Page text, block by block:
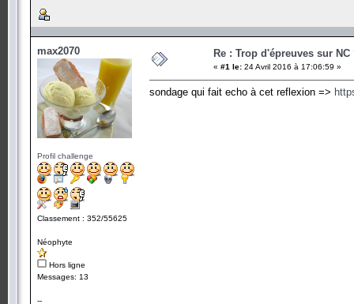
max2070
Profil challenge
Classement : 352/55625
Néophyte
Hors ligne
Messages: 13
--
Re : Trop d'épreuves sur NC
« #1 le: 24 Avril 2016 à 17:06:59 »
sondage qui fait echo à cet reflexion =>